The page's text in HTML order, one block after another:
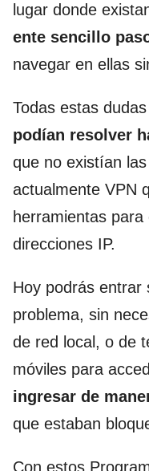
lugar donde
ente sencillo
navegar en ellas
Todas estas
podían resolver
que no existían
actualmente VPN
herramientas
direcciones IP.
Hoy podrás entrar
problema, sin
de red local, o de
móviles para
ingresar de
que estaban
Con estos